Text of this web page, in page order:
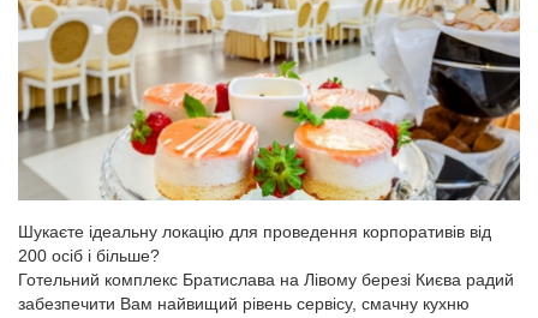
Шукаєте ідеальну локацію для проведення корпоративів від
200 осіб і більше?
Готельний комплекс Братислава на Лівому березі Києва радий
забезпечити Вам найвищий рівень сервісу, смачну кухню